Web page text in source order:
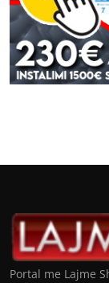
Portal me Lajme